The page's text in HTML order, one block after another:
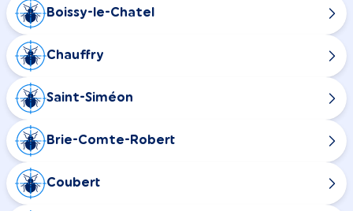
Boissy-le-Chatel
Chauffry
Saint-Siméon
Brie-Comte-Robert
Coubert